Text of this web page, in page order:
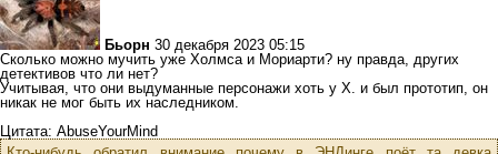
Бьорн 30 декабря 2023 05:15
Сколько можно мучить уже Холмса и Мориарти? ну правда, других
детективов что ли нет?
Учитывая, что они выдуманные персонажи хоть у Х. и был прототип, он
никак не мог быть их наследником.
Цитата: AbuseYourMind